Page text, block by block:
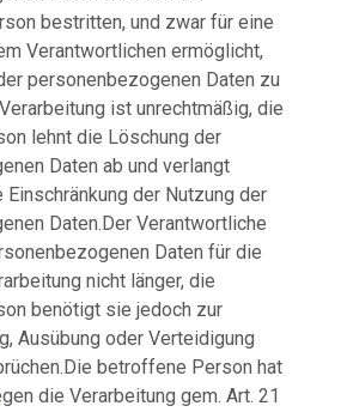
bestritten, und zwar für eine
Verantwortlichen ermöglicht,
personenbezogenen Daten zu
ist unrechtmäßig, die
lehnt die Löschung der
Daten ab und verlangt
der Nutzung der
Daten.Der Verantwortliche
Daten für die
nicht länger, die
benötigt sie jedoch zur
Ausübung oder Verteidigung
betroffene Person hat
die Verarbeitung gem. Art. 21